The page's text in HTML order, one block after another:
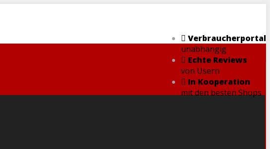
Verbraucherportal
unabhängig
Echte Reviews
von Usern
In Kooperation
mit den besten Shops